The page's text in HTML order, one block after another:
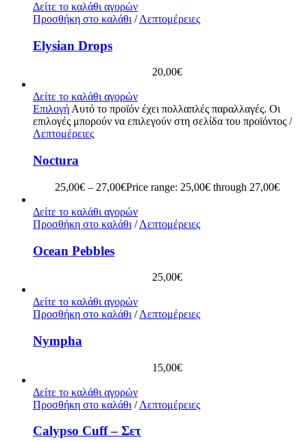
Δείτε το καλάθι αγορών
Προσθήκη στο καλάθι / Λεπτομέρειες
Elysian Drops
20,00€
Δείτε το καλάθι αγορών
ΕπιλογήΑυτό το προϊόν έχει πολλαπλές παραλλαγές. Οι
επιλογές μπορούν να επιλεγούν στη σελίδα του προϊόντος /
Λεπτομέρειες
Noctura
25,00€ – 27,00€Price range: 25,00€ through 27,00€
Δείτε το καλάθι αγορών
Προσθήκη στο καλάθι / Λεπτομέρειες
Ocean Pebbles
25,00€
Δείτε το καλάθι αγορών
Προσθήκη στο καλάθι / Λεπτομέρειες
Nympha
15,00€
Δείτε το καλάθι αγορών
Προσθήκη στο καλάθι / Λεπτομέρειες
Calypso Cuff – Σετ